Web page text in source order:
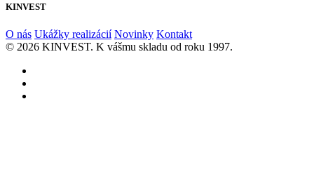
KINVEST
O nás Ukážky realizácií Novinky Kontakt
© 2026 KINVEST. K vášmu skladu od roku 1997.